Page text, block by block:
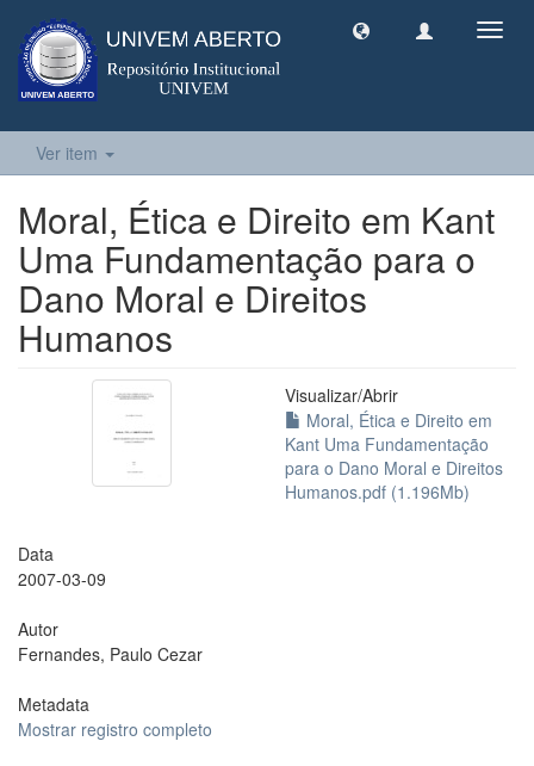
Ver item
Moral, Ética e Direito em Kant
Uma Fundamentação para o
Dano Moral e Direitos
Humanos
Visualizar/Abrir
Moral, Ética e Direito em
Kant Uma Fundamentação
para o Dano Moral e Direitos
Humanos.pdf (1.196Mb)
Data
2007-03-09
Autor
Fernandes, Paulo Cezar
Metadata
Mostrar registro completo